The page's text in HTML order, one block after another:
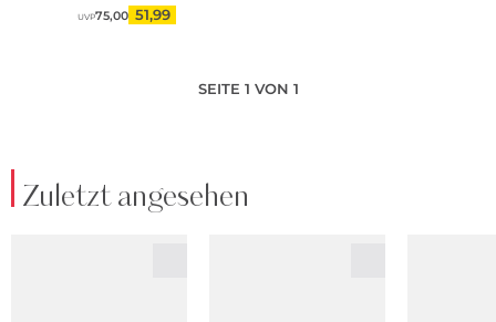
UVP75,00 51,99
SEITE 1 VON 1
Zuletzt angesehen